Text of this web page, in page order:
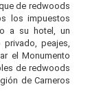
de redwoods
los impuestos
a su hotel, un
peajes,
el Monumento
de redwoods
de Carneros